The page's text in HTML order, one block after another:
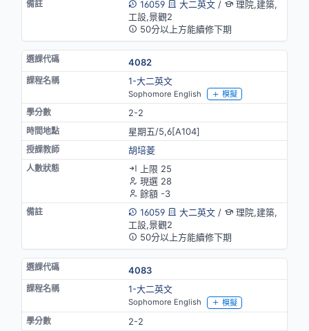
16059 大二英文/
理院,建築,
工設,景觀2
50分以上方能續修下期
4082
1-大二英文
Sophomore English 模擬
2-2
星期五/5,6[A104]
胡培菱
上限 25
現選 28
餘額 -3
16059
大二英文/
理院,建築,
工設,景觀2
50分以上方能續修下期
4083
1-大二英文
Sophomore English 模擬
2-2